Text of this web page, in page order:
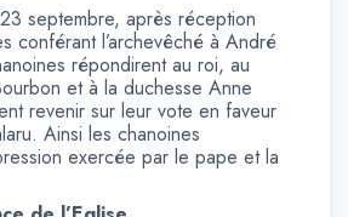
septembre, après réception
conférant l’archevêché à André
répondirent au roi, au
et à la duchesse Anne
revenir sur leur vote en faveur
Ainsi les chanoines
exercée par le pape et la